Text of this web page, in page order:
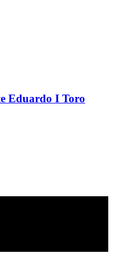
Eduardo I Toro